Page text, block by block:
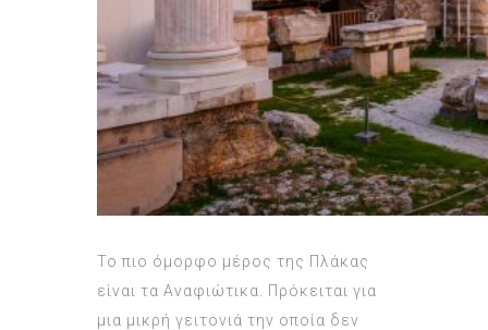
Το πιο όμορφο μέρος της Πλάκας
είναι τα Αναφιώτικα. Πρόκειται για
μια μικρή γειτονιά την οποία δεν